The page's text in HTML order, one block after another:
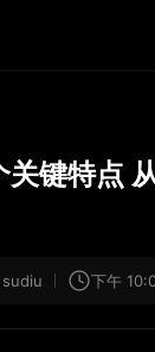
键特点
sudiu 下午